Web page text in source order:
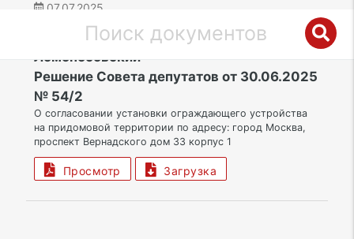
07.07.2025
ЮЗАО | Муниципальный округ
Ломоносовский
Решение Совета депутатов от 30.06.2025
№ 54/2
О согласовании установки ограждающего устройства
на придомовой территории по адресу: город Москва,
проспект Вернадского дом 33 корпус 1
Просмотр Загрузка